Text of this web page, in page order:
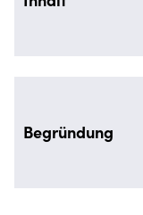
Begründung